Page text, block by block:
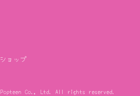
ョップ
Popteen Co., Ltd. All rights reserved.